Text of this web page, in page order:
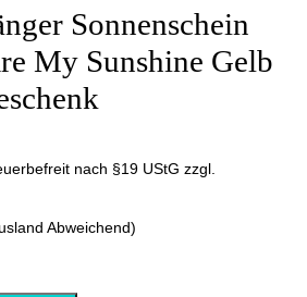
Sonnenschein
My Sunshine Gelb
nach §19 UStG zzgl.
Abweichend)